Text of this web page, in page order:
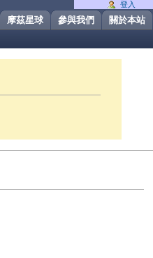
關於本站
參與我們
摩茲星球
登入